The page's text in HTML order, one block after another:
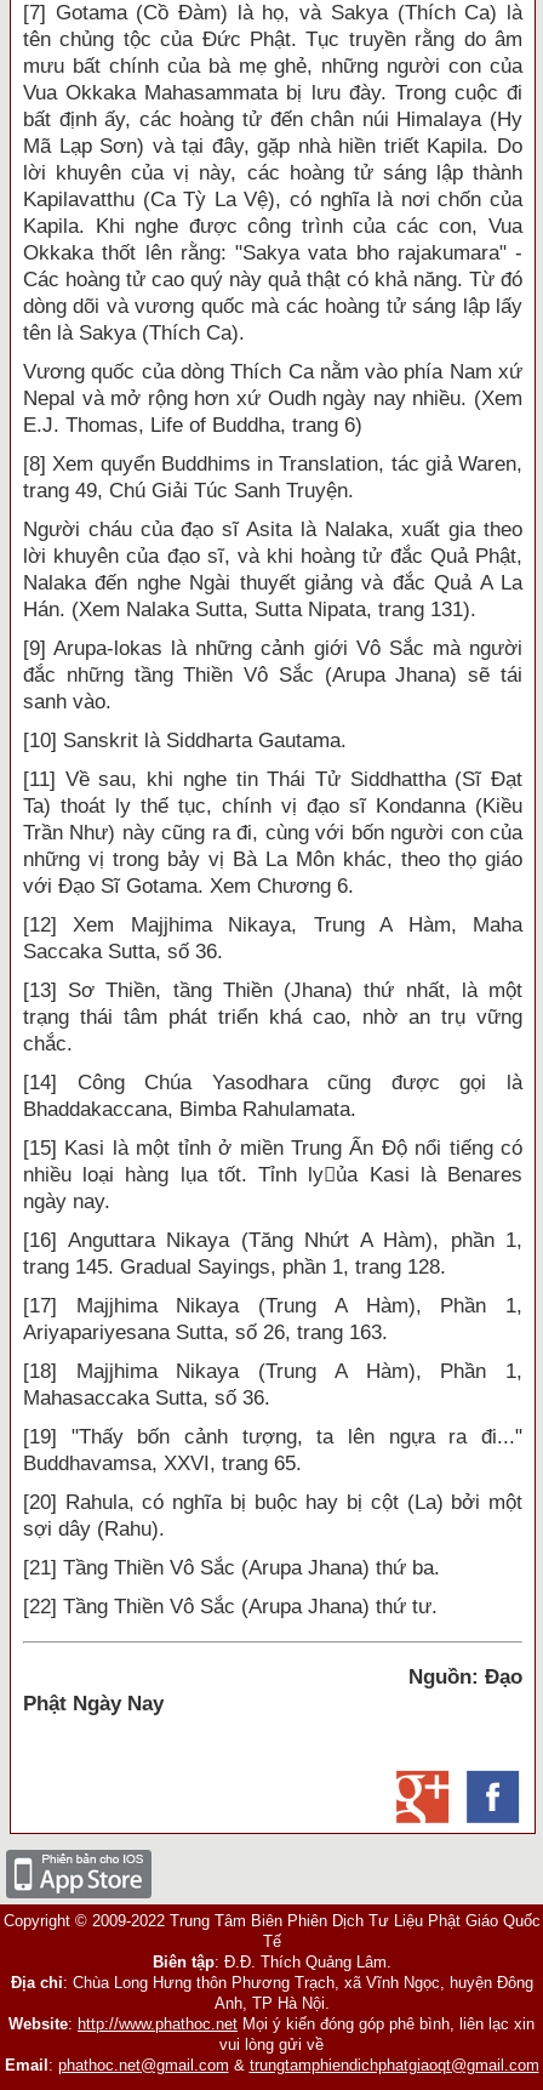
[7] Gotama (Cồ Đàm) là họ, và Sakya (Thích Ca) là
tên chủng tộc của Đức Phật. Tục truyền rằng do âm
mưu bất chính của bà mẹ ghẻ, những người con của
Vua Okkaka Mahasammata bị lưu đày. Trong cuộc đi
bất định ấy, các hoàng tử đến chân núi Himalaya (Hy
Mã Lạp Sơn) và tại đây, gặp nhà hiền triết Kapila. Do
lời khuyên của vị này, các hoàng tử sáng lập thành
Kapilavatthu (Ca Tỳ La Vệ), có nghĩa là nơi chốn của
Kapila. Khi nghe được công trình của các con, Vua
Okkaka thốt lên rằng: "Sakya vata bho rajakumara" -
Các hoàng tử cao quý này quả thật có khả năng. Từ đó
dòng dõi và vương quốc mà các hoàng tử sáng lập lấy
tên là Sakya (Thích Ca).
Vương quốc của dòng Thích Ca nằm vào phía Nam xứ
Nepal và mở rộng hơn xứ Oudh ngày nay nhiều. (Xem
E.J. Thomas, Life of Buddha, trang 6)
[8] Xem quyển Buddhims in Translation, tác giả Waren,
trang 49, Chú Giải Túc Sanh Truyện.
Người cháu của đạo sĩ Asita là Nalaka, xuất gia theo
lời khuyên của đạo sĩ, và khi hoàng tử đắc Quả Phật,
Nalaka đến nghe Ngài thuyết giảng và đắc Quả A La
Hán. (Xem Nalaka Sutta, Sutta Nipata, trang 131).
[9] Arupa-lokas là những cảnh giới Vô Sắc mà người
đắc những tầng Thiền Vô Sắc (Arupa Jhana) sẽ tái
sanh vào.
[10] Sanskrit là Siddharta Gautama.
[11] Về sau, khi nghe tin Thái Tử Siddhattha (Sĩ Đạt
Ta) thoát ly thế tục, chính vị đạo sĩ Kondanna (Kiều
Trần Như) này cũng ra đi, cùng với bốn người con của
những vị trong bảy vị Bà La Môn khác, theo thọ giáo
với Đạo Sĩ Gotama. Xem Chương 6.
[12] Xem Majjhima Nikaya, Trung A Hàm, Maha
Saccaka Sutta, số 36.
[13] Sơ Thiền, tầng Thiền (Jhana) thứ nhất, là một
trạng thái tâm phát triển khá cao, nhờ an trụ vững
chắc.
[14] Công Chúa Yasodhara cũng được gọi là
Bhaddakaccana, Bimba Rahulamata.
[15] Kasi là một tỉnh ở miền Trung Ấn Độ nổi tiếng có
nhiều loại hàng lụa tốt. Tỉnh lyủa Kasi là Benares
ngày nay.
[16] Anguttara Nikaya (Tăng Nhứt A Hàm), phần 1,
trang 145. Gradual Sayings, phần 1, trang 128.
[17] Majjhima Nikaya (Trung A Hàm), Phần 1,
Ariyapariyesana Sutta, số 26, trang 163.
[18] Majjhima Nikaya (Trung A Hàm), Phần 1,
Mahasaccaka Sutta, số 36.
[19] "Thấy bốn cảnh tượng, ta lên ngựa ra đi..."
Buddhavamsa, XXVI, trang 65.
[20] Rahula, có nghĩa bị buộc hay bị cột (La) bởi một
sợi dây (Rahu).
[21] Tầng Thiền Vô Sắc (Arupa Jhana) thứ ba.
[22] Tầng Thiền Vô Sắc (Arupa Jhana) thứ tư.
Nguồn: Đạo
Phật Ngày Nay
Copyright © 2009-2022 Trung Tâm Biên Phiên Dịch Tư Liệu Phật Giáo Quốc
Tế
Biên tập: Đ.Đ. Thích Quảng Lâm.
Địa chỉ: Chùa Long Hưng thôn Phương Trạch, xã Vĩnh Ngọc, huyện Đông
Anh, TP Hà Nội.
Website: http://www.phathoc.net Mọi ý kiến đóng góp phê bình, liên lạc xin
vui lòng gửi về
Email : phathoc.net@gmail.com & trungtamphiendichphatgiaoqt@gmail.com